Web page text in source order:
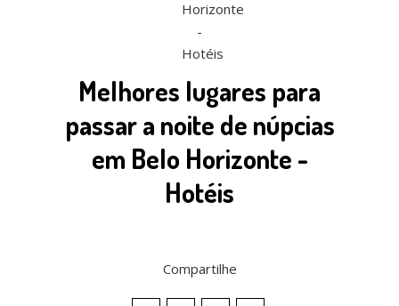
Melhores lugares para
passar a noite de núpcias
em Belo Horizonte -
Hotéis
Compartilhe